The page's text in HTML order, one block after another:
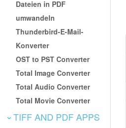
Dateien in PDF
umwandeln
Thunderbird-E-Mail-
Konverter
OST to PST Converter
Total Image Converter
Total Audio Converter
Total Movie Converter
TIFF AND PDF APPS